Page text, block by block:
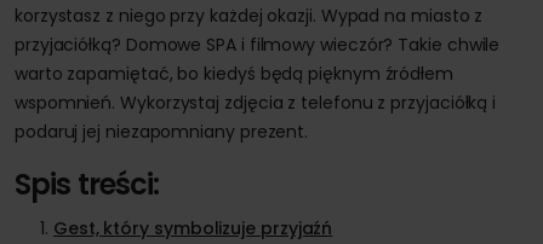
korzystasz z niego przy każdej okazji. Wypad na miasto z
przyjaciółką? Domowe SPA i filmowy wieczór? Takie chwile
warto zapamiętać, bo kiedyś będą pięknym źródłem
wspomnień. Wykorzystaj zdjęcia z telefonu z przyjaciółką i
podaruj jej niezapomniany prezent.
Spis treści:
Gest, który symbolizuje przyjaźń